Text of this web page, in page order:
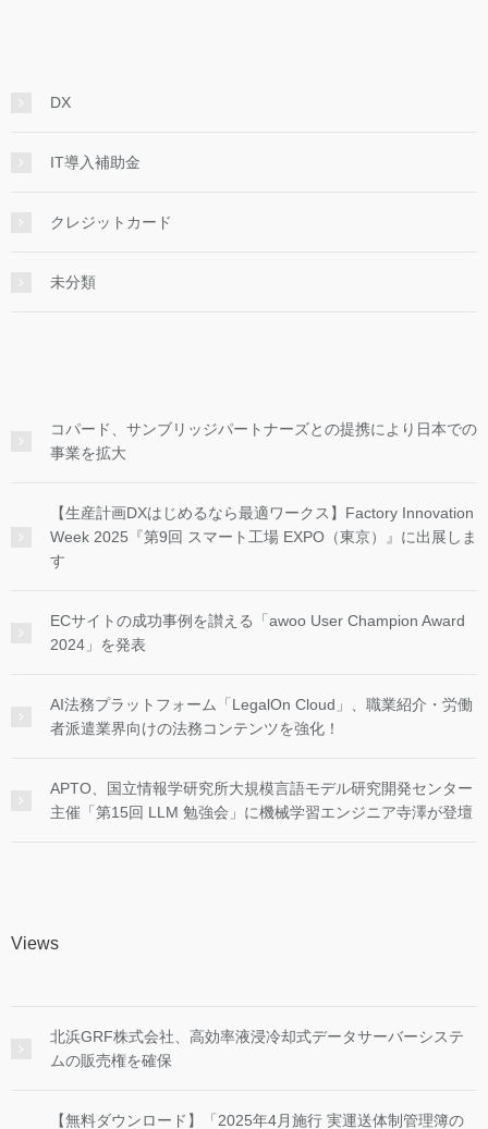
DX
IT導入補助金
クレジットカード
未分類
コパード、サンブリッジパートナーズとの提携により日本での
事業を拡大
【生産計画DXはじめるなら最適ワークス】Factory Innovation
Week 2025『第9回 スマート工場 EXPO（東京）』に出展しま
す
ECサイトの成功事例を讃える「awoo User Champion Award
2024」を発表
AI法務プラットフォーム「LegalOn Cloud」、職業紹介・労働
者派遣業界向けの法務コンテンツを強化！
APTO、国立情報学研究所大規模言語モデル研究開発センター
主催「第15回 LLM 勉強会」に機械学習エンジニア寺澤が登壇
Views
北浜GRF株式会社、高効率液浸冷却式データサーバーシステ
ムの販売権を確保
【無料ダウンロード】「2025年4月施行 実運送体制管理簿の